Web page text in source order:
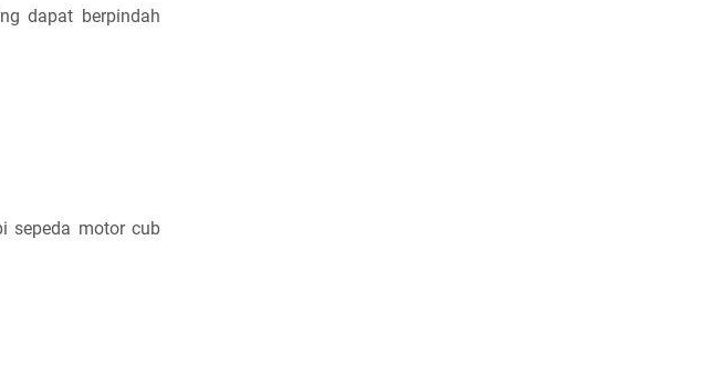
dapat berpindah
sepeda motor cub